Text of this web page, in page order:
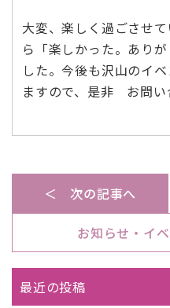
大変、楽しく過ごさせ
ら「楽しかった。あり
した。今後も沢山のイ
ますので、是非 お問い
＜ 次の記事へ
お知らせ・イ
最近の投稿